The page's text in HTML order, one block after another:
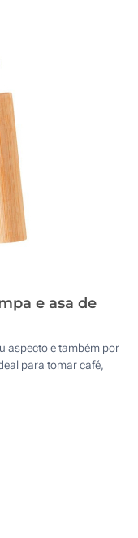
e asa de
aspecto e também por
para tomar café,